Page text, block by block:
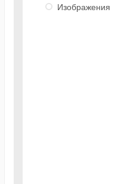
Изображения